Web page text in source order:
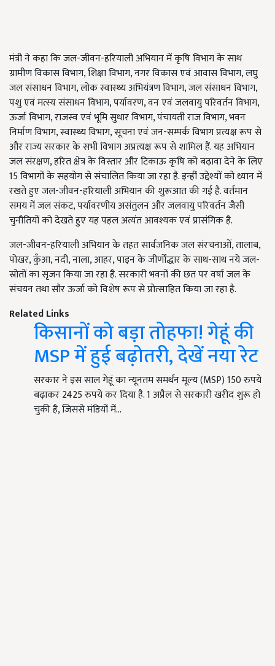
मंत्री ने कहा कि जल-जीवन-हरियाली अभियान में कृषि विभाग के साथ
ग्रामीण विकास विभाग, शिक्षा विभाग, नगर विकास एवं आवास विभाग, लघु
जल संसाधन विभाग, लोक स्वास्थ्य अभियंत्रण विभाग, जल संसाधन विभाग,
पशु एवं मत्स्य संसाधन विभाग, पर्यावरण, वन एवं जलवायु परिवर्तन विभाग,
ऊर्जा विभाग, राजस्व एवं भूमि सुधार विभाग, पंचायती राज विभाग, भवन
निर्माण विभाग, स्वास्थ्य विभाग, सूचना एवं जन-सम्पर्क विभाग प्रत्यक्ष रूप से
और राज्य सरकार के सभी विभाग अप्रत्यक्ष रूप से शामिल हैं. यह अभियान
जल संरक्षण, हरित क्षेत्र के विस्तार और टिकाऊ कृषि को बढ़ावा देने के लिए
15 विभागों के सहयोग से संचालित किया जा रहा है. इन्हीं उद्देश्यों को ध्यान में
रखते हुए जल-जीवन-हरियाली अभियान की शुरूआत की गई है. वर्तमान
समय में जल संकट, पर्यावरणीय असंतुलन और जलवायु परिवर्तन जैसी
चुनौतियों को देखते हुए यह पहल अत्यंत आवश्यक एवं प्रासंगिक है.
जल-जीवन-हरियाली अभियान के तहत सार्वजनिक जल संरचनाओं, तालाब,
पोखर, कुँआ, नदी, नाला, आहर, पाइन के जीर्णोंद्धार के साथ-साथ नये जल-
स्रोतों का सृजन किया जा रहा है. सरकारी भवनों की छत पर वर्षा जल के
संचयन तथा सौर ऊर्जा को विशेष रूप से प्रोत्साहित किया जा रहा है.
Related Links
किसानों को बड़ा तोहफा! गेहूं की
MSP में हुई बढ़ोतरी, देखें नया रेट
सरकार ने इस साल गेहूं का न्यूनतम समर्थन मूल्य (MSP) 150 रुपये
बढ़ाकर 2425 रुपये कर दिया है. 1 अप्रैल से सरकारी खरीद शुरू हो
चुकी है, जिससे मंडियों में…